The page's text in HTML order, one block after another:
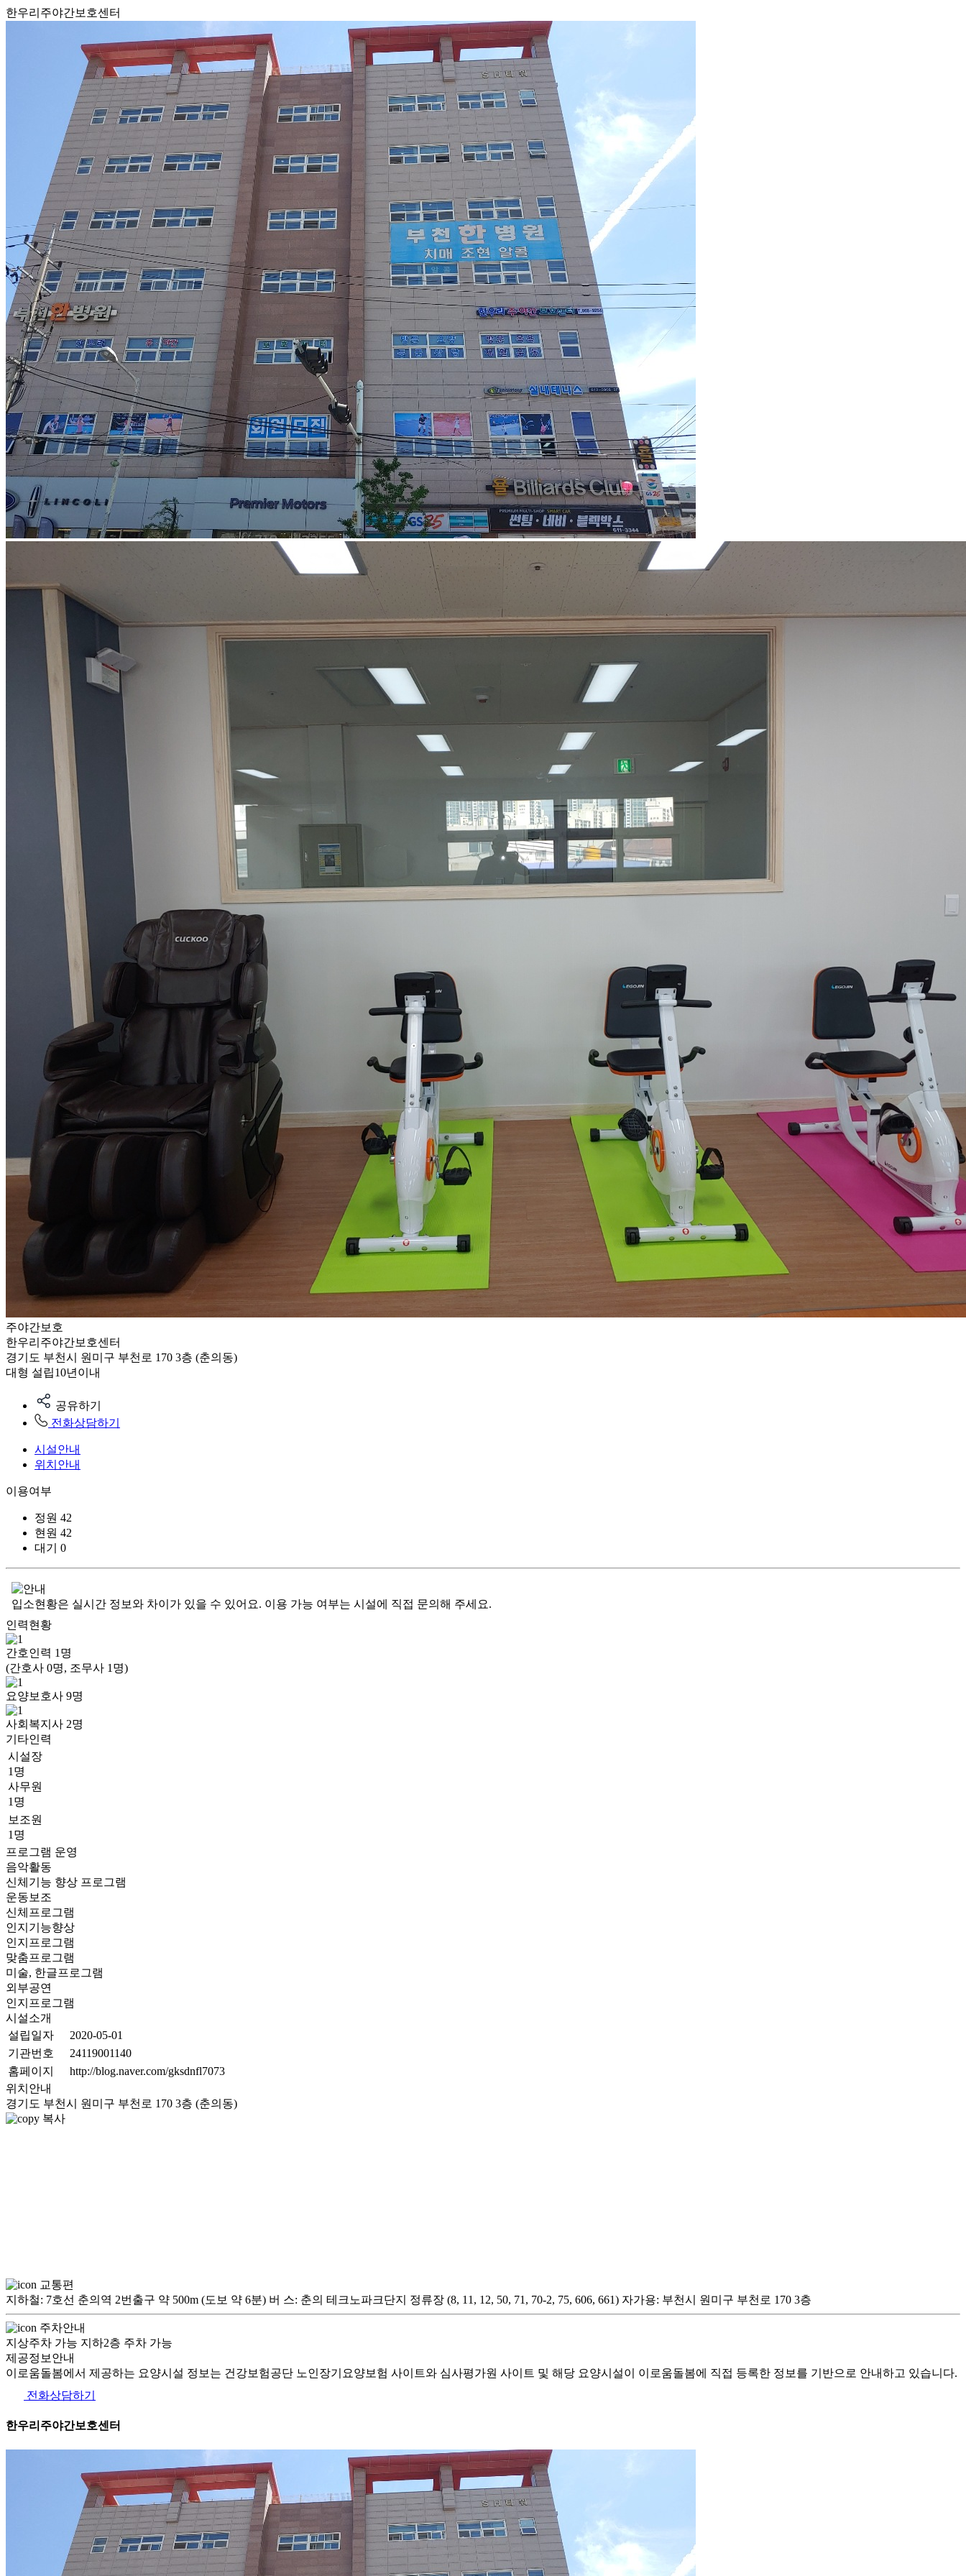
한우리주야간보호센터
주야간보호
한우리주야간보호센터
경기도 부천시 원미구 부천로 170 3층 (춘의동)
대형 설립10년이내
공유하기
전화상담하기
시설안내
위치안내
이용여부
정원 42
현원 42
대기
0
입소현황은 실시간 정보와 차이가 있을 수 있어요. 이용 가능 여부는 시설에 직접 문의해 주세요.
인력현황
간호인력 1 명
(간호사 0명, 조무사 1명)
요양보호사 9명
사회복지사 2명
기타인력
시설장
1명
사무원
1명
보조원
1명
프로그램 운영
음악활동
신체기능 향상 프로그램
운동보조
신체프로그램
인지기능향상
인지프로그램
맞춤프로그램
미술, 한글프로그램
외부공연
인지프로그램
시설소개
설립일자
2020-05-01
기관번호
24119001140
홈페이지
http://blog.naver.com/gksdnfl7073
위치안내
경기도 부천시 원미구 부천로 170 3층 (춘의동)
복사
교통편
지하철: 7호선 춘의역 2번출구 약 500m (도보 약 6분) 버 스: 춘의 테크노파크단지 정류장 (8, 11, 12, 50, 71, 70-2, 75, 606, 661) 자가용: 부천시 원미구 부천로 170 3층
주차안내
지상주차 가능 지하2층 주차 가능
제공정보안내
이로움돌봄에서 제공하는 요양시설 정보는 건강보험공단 노인장기요양보험 사이트와 심사평가원 사이트 및 해당 요양시설이 이로움돌봄에 직접 등록한 정보를 기반으로 안내하고 있습니다.
전화상담하기
한우리주야간보호센터